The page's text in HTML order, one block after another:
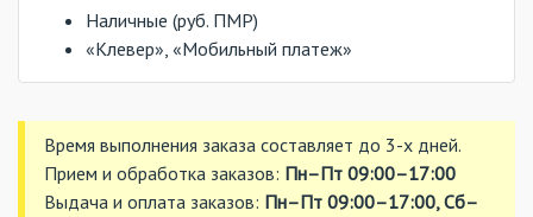
Наличные (руб. ПМР)
«Клевер», «Мобильный платеж»
Время выполнения заказа составляет до 3-х дней.
Прием и обработка заказов: Пн–Пт 09:00–17:00
Выдача и оплата заказов: Пн–Пт 09:00–17:00, Сб–